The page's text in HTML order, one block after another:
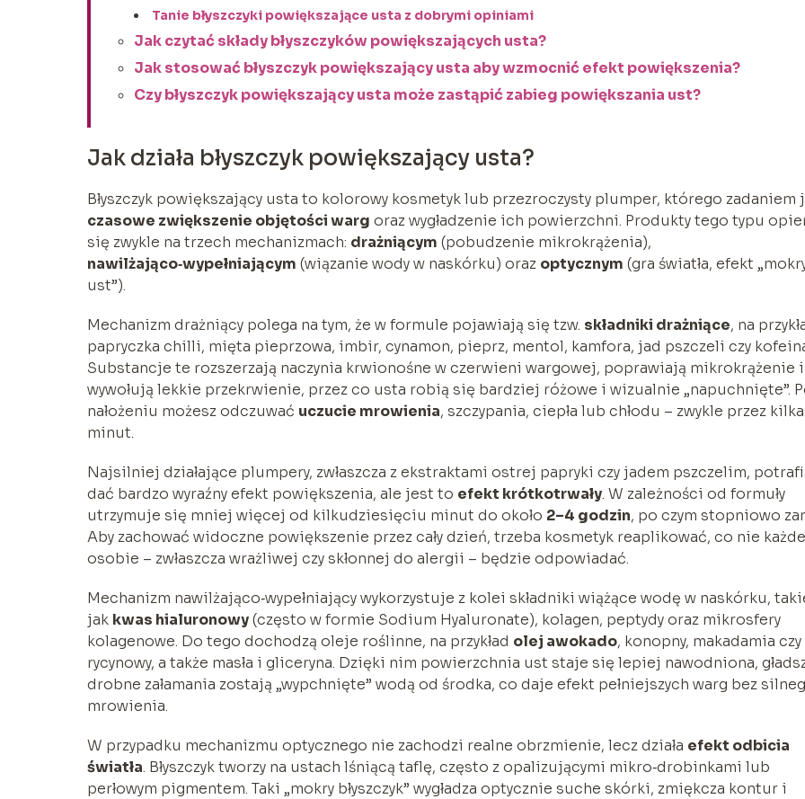
Tanie błyszczyki powiększające usta z dobrymi opiniami
Jak czytać składy błyszczyków powiększających usta?
Jak stosować błyszczyk powiększający usta aby wzmocnić efekt powiększenia?
Czy błyszczyk powiększający usta może zastąpić zabieg powiększania ust?
Jak działa błyszczyk powiększający usta?
Błyszczyk powiększający usta to kolorowy kosmetyk lub przezroczysty plumper, którego zadaniem
czasowe zwiększenie objętości warg oraz wygładzenie ich powierzchni. Produkty tego typu
się zwykle na trzech mechanizmach: drażniącym (pobudzenie mikrokrążenia),
nawilżająco‑wypełniającym (wiązanie wody w naskórku) oraz optycznym (gra światła, efekt
ust”).
Mechanizm drażniący polega na tym, że w formule pojawiają się tzw. składniki drażniące, na
papryczka chilli, mięta pieprzowa, imbir, cynamon, pieprz, mentol, kamfora, jad pszczeli czy
Substancje te rozszerzają naczynia krwionośne w czerwieni wargowej, poprawiają mikrokrążenie i
wywołują lekkie przekrwienie, przez co usta robią się bardziej różowe i wizualnie „napuchnięte”.
nałożeniu możesz odczuwać uczucie mrowienia, szczypania, ciepła lub chłodu – zwykle przez kilka
minut.
Najsilniej działające plumpery, zwłaszcza z ekstraktami ostrej papryki czy jadem pszczelim,
dać bardzo wyraźny efekt powiększenia, ale jest to efekt krótkotrwały. W zależności od formuły
utrzymuje się mniej więcej od kilkudziesięciu minut do około 2–4 godzin, po czym stopniowo
Aby zachować widoczne powiększenie przez cały dzień, trzeba kosmetyk reaplikować, co nie
osobie – zwłaszcza wrażliwej czy skłonnej do alergii – będzie odpowiadać.
Mechanizm nawilżająco‑wypełniający wykorzystuje z kolei składniki wiążące wodę w naskórku,
jak kwas hialuronowy(często w formie Sodium Hyaluronate), kolagen, peptydy oraz mikrosfery
kolagenowe. Do tego dochodzą oleje roślinne, na przykład olej awokado, konopny, makadamia czy
rycynowy, a także masła i gliceryna. Dzięki nim powierzchnia ust staje się lepiej nawodniona,
drobne załamania zostają „wypchnięte” wodą od środka, co daje efekt pełniejszych warg bez
mrowienia.
W przypadku mechanizmu optycznego nie zachodzi realne obrzmienie, lecz działa efekt odbicia
światła. Błyszczyk tworzy na ustach lśniącą taflę, często z opalizującymi mikro‑drobinkami lub
perłowym pigmentem. Taki „mokry błyszczyk” wygładza optycznie suche skórki, zmiękcza kontur i